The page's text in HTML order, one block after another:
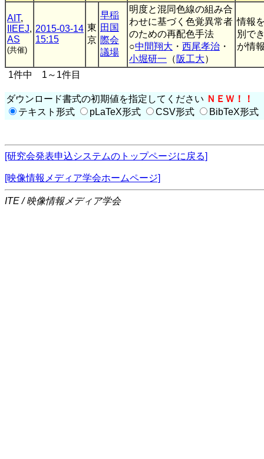
AIT,
IIEEJ,
AS
(共催)
2015-03-14
15:15
東
京
早稲
田国
際会
議場
明度と混同色線の組み合
わせに基づく色覚異常者
のための再配色手法
○中間翔大 ・ 西尾孝治 ・
小堀研一 （ 阪工大）
情報
別で
が情
1件中 1～1件目
ダウンロード書式の初期値を指定してください ＮＥＷ！！
テキスト形式
pLaTeX形式 CSV形式 BibTeX形式
[研究会発表申込システムのトップページに戻る]
[映像情報メディア学会ホームページ]
ITE / 映像情報メディア学会